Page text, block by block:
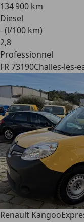
134 900 km
Diesel
- (l/100 km)
2,8
Professionnel
FR 73190Challes-les-
Renault Kangoo